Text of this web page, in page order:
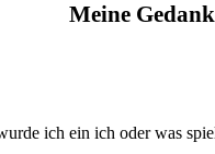
Meine
ich ein ich oder was